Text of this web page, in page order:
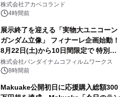
株式会社アカベコランド
4時間前
展示終了を迎える「実物大ユニコーン
ガンダム立像」 フィナーレ企画始動！
8月22日(土)から10日間限定で 特別映
像『UNICORN GUNDAM Statue ―
BEYOND POSSIBILITY ―』を上映！
株式会社バンダイナムコフィルムワークス
8時間前
Makuake公開初日に応援購入総額300